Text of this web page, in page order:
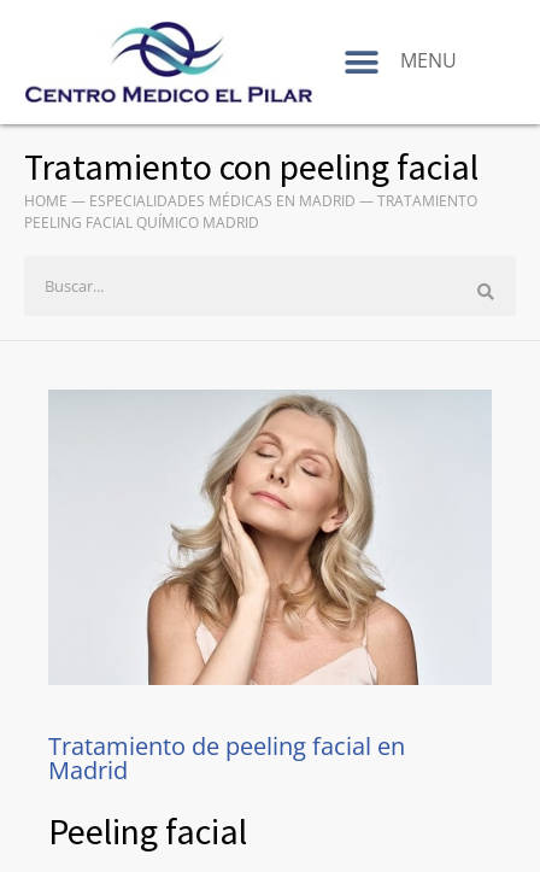
MENU
Tratamiento con peeling facial
HOME — ESPECIALIDADES MÉDICAS EN MADRID —TRATAMIENTO
PEELING FACIAL QUÍMICO MADRID
Tratamiento de peeling facial en
Madrid
Peeling facial